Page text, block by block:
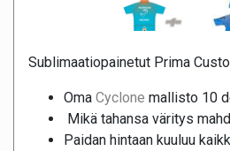
Sublimaatiopainetut Prima
Oma Cyclone mallisto 10
Mikä tahansa väritys
Paidan hintaan kuuluu